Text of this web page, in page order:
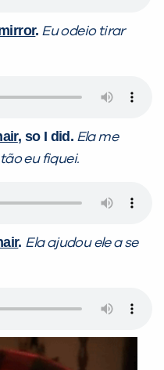
. Eu odeio tirar
, so I did. Ela me
eu fiquei.
. Ela ajudou ele a se